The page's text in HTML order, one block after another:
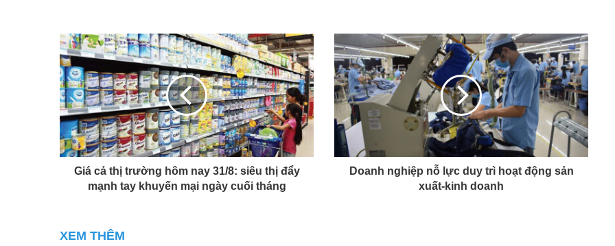
Giá cả thị trường hôm nay 31/8: siêu thị đẩy
mạnh tay khuyến mại ngày cuối tháng
Doanh nghiệp nỗ lực duy trì hoạt động sản
xuất-kinh doanh
XEM THÊM